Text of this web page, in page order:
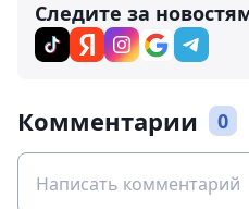
Следите за
Комментарии 0